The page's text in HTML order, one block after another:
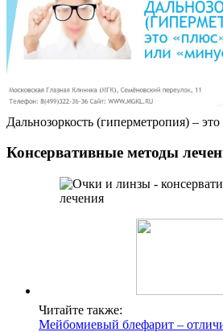
Дальнозоркость (гиперметропия) –
Консервативные методы
Читайте также:
Мейбомиевый блефарит –